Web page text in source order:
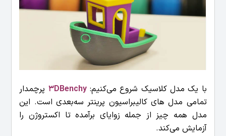
با یک مدل کلاسیک شروع می‌کنیم:3DBenchy پرچمدار
تمامی مدل های کالیبراسیون پرینتر سه‌بعدی است. این
مدل همه چیز از جمله زوایای برآمده تا اکستروژن را
آزمایش می‌کند.